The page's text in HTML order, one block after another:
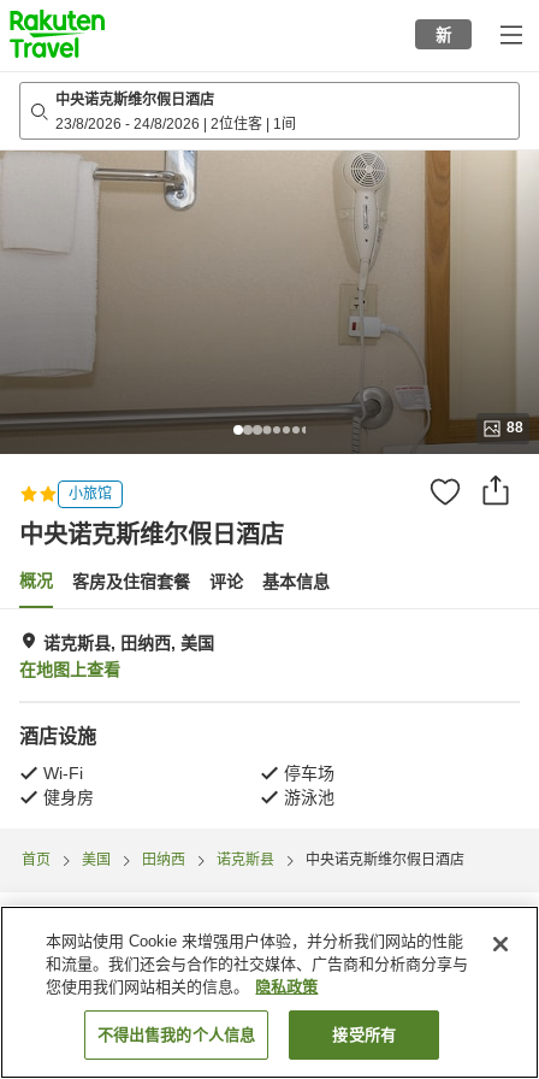
to
top
page
新
中央诺克斯维尔假日酒店
23/8/2026 - 24/8/2026 2位住客 1间
88
小旅馆
中央诺克斯维尔假日酒店
概况 客房及住宿套餐 评论 基本信息
诺克斯县, 田纳西, 美国
在地图上查看
酒店设施
Wi-Fi
停车场
健身房
游泳池
首页 美国 田纳西 诺克斯县 中央诺克斯维尔假日酒店
搜索客房
本网站使用 Cookie 来增强用户体验，并分析我们网站的性能
和流量。我们还会与合作的社交媒体、广告商和分析商分享与
您使用我们网站相关的信息。
隐私政策
不得出售我的个人信息 接受所有